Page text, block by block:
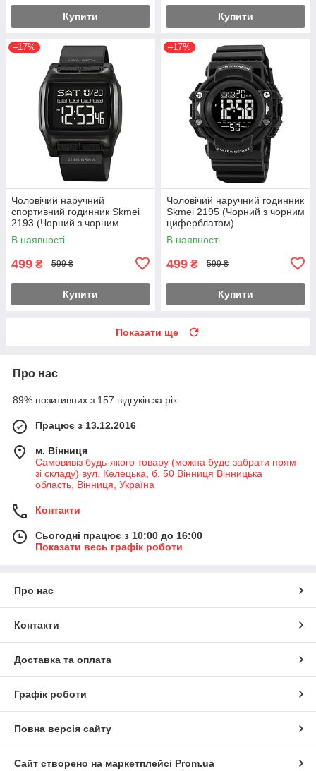
Купити Купити
–17%
Чоловічий наручний
спортивний годинник Skmei
2193 (Чорний з чорним
циферблатом)
В наявності
499 ₴ 599 ₴
Купити
–17%
Чоловічий наручний годинник
Skmei 2195 (Чорний з чорним
циферблатом)
В наявності
499 ₴ 599 ₴
Купити
Показати ще
Про нас
89% позитивних з 157 відгуків за рік
Працює з 13.12.2016
м. Вінниця
Самовивіз будь-якого товару (можна буде забрати прям
зі складу) вул. Келецька, б. 50 Вінниця Вінницька
область, Вінниця, Україна
Контакти
Сьогодні працює з 10:00 до 16:00
Показати весь графік роботи
Про нас
Контакти
Доставка та оплата
Графік роботи
Повна версія сайту
Сайт створено на маркетплейсі Prom.ua